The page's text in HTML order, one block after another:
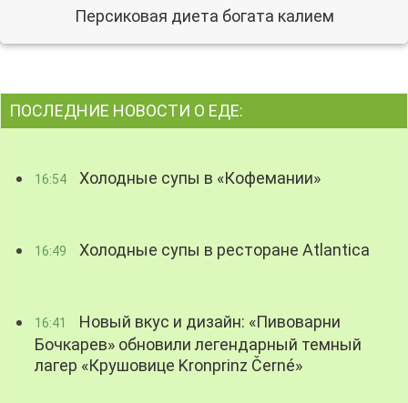
Персиковая диета богата калием
ПОСЛЕДНИЕ НОВОСТИ О ЕДЕ:
16:54 Холодные супы в «Кофемании»
16:49 Холодные супы в ресторане Atlantica
16:41
Новый вкус и дизайн: «Пивоварни
Бочкарев» обновили легендарный темный
лагер «Крушовице Kronprinz Černé»